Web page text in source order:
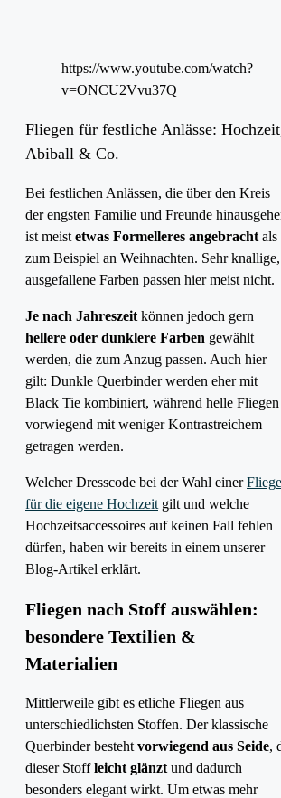
https://www.youtube.com/watch?
v=ONCU2Vvu37Q
Fliegen für festliche Anlässe:
Abiball & Co.
Bei festlichen Anlässen, die über den Kreis
der engsten Familie und Freunde
ist meist etwas Formelleres angebracht als
zum Beispiel an Weihnachten. Sehr knallige,
ausgefallene Farben passen hier meist nicht.
Je nach Jahreszeit können jedoch gern
hellere oder dunklere Farben gewählt
werden, die zum Anzug passen. Auch hier
gilt: Dunkle Querbinder werden eher mit
Black Tie kombiniert, während helle Fliegen
vorwiegend mit weniger Kontrastreichem
getragen werden.
Welcher Dresscode bei der Wahl einerFliege
für die eigene Hochzeit gilt und welche
Hochzeitsaccessoires auf keinen Fall fehlen
dürfen, haben wir bereits in einem unserer
Blog-Artikel erklärt.
Fliegen nach Stoff auswählen:
besondere Textilien &
Materialien
Mittlerweile gibt es etliche Fliegen aus
unterschiedlichsten Stoffen. Der klassische
Querbinder besteht vorwiegend aus Seide,
dieser Stoffleicht glänzt und dadurch
besonders elegant wirkt. Um etwas mehr